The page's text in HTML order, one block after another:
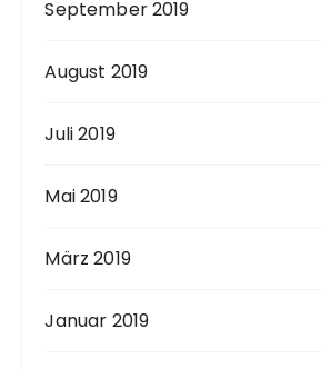
September 2019
August 2019
Juli 2019
Mai 2019
März 2019
Januar 2019